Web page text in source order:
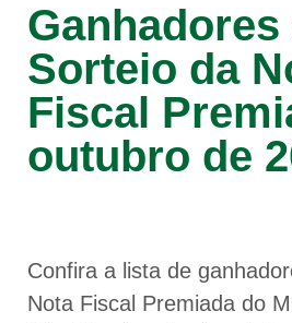
Ganhadores
Sorteio da
Fiscal
outubro de
Confira a lista de
Nota Fiscal Premiada do